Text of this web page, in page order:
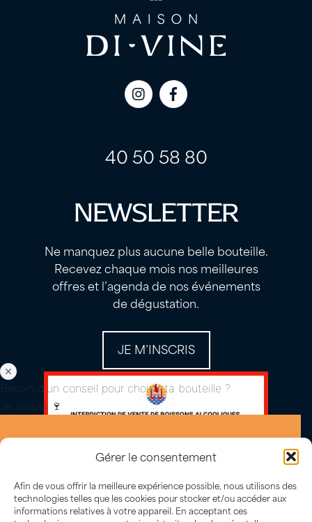
Gérer le consentement
Afin de vous offrir la meilleure expérience possible, nous utilisons des
technologies telles que les cookies pour stocker et/ou accéder aux
informations relatives à votre appareil. En acceptant ces
Icon
Icon
40 50 58 80
NEWSLETTER
Ne manquez plus aucune belle bouteille.
Recevez chaque mois nos meilleures
offres et l’agenda de nos événements
de dégustation.
JE M’INSCRIS
Besoin d'un conseil pour choisir ta bouteille ?
Je suis là 🍷